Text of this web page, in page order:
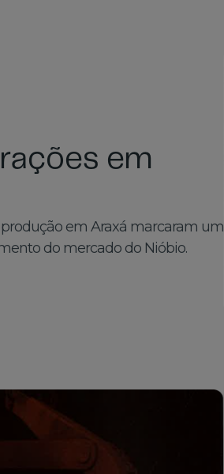
em
em Araxá marcaram um
do mercado do Nióbio.